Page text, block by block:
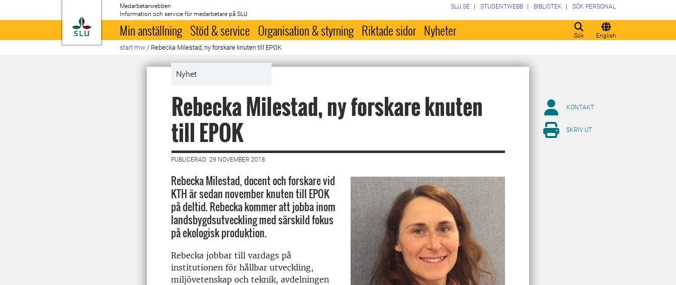
Till startsida
Medarbetarwebben
Information och service för medarbetare på SLU
Sök English
SLU.SE STUDENTWEBB BIBLIOTEK SÖK PERSONAL
Min anställning Stöd & service Organisation & styrning Riktade sidor Nyheter
start mw / Rebecka Milestad, ny forskare knuten till EPOK
Nyhet
Rebecka Milestad, ny forskare knuten
till EPOK
PUBLICERAD: 29 NOVEMBER 2018
Rebecka Milestad, docent och forskare vid
KTH är sedan november knuten till EPOK
på deltid. Rebecka kommer att jobba inom
landsbygdsutveckling med särskild fokus
på ekologisk produktion.
Rebecka jobbar till vardags på
institutionen för hållbar utveckling,
miljövetenskap och teknik, avdelningen
KONTAKT
SKRIV UT